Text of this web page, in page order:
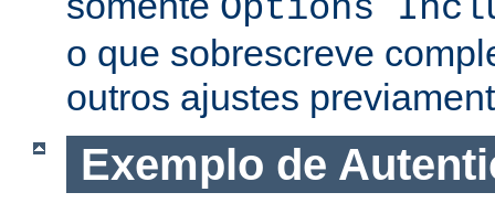
Options
o que sobrescreve
outros ajustes
Exemplo de